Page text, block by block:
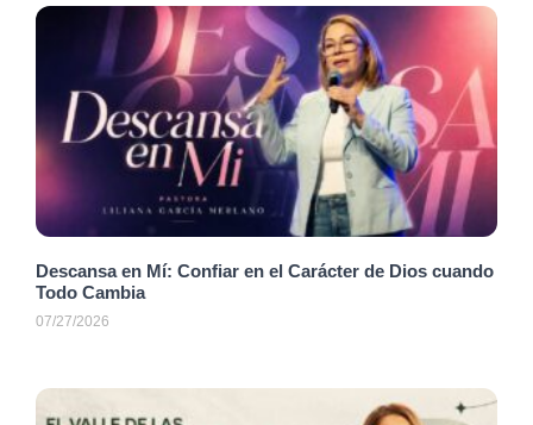
Descansa en Mí: Confiar en el Carácter de Dios cuando
Todo Cambia
07/27/2026